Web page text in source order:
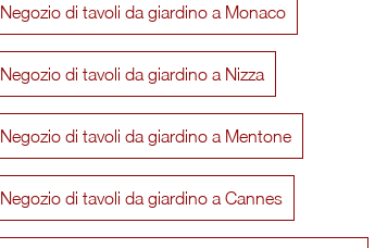
Negozio di tavoli da giardino a Monaco
Negozio di tavoli da giardino a Nizza
Negozio di tavoli da giardino a Mentone
Negozio di tavoli da giardino a Cannes